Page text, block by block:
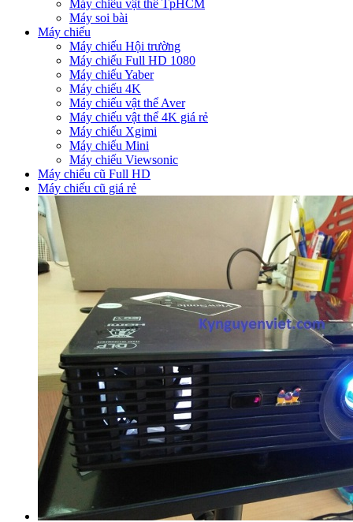
Máy chiếu vật thể TpHCM
Máy soi bài
Máy chiếu
Máy chiếu Hội trường
Máy chiếu Full HD 1080
Máy chiếu Yaber
Máy chiếu 4K
Máy chiếu vật thể Aver
Máy chiếu vật thể 4K giá rẻ
Máy chiếu Xgimi
Máy chiếu Mini
Máy chiếu Viewsonic
Máy chiếu cũ Full HD
Máy chiếu cũ giá rẻ